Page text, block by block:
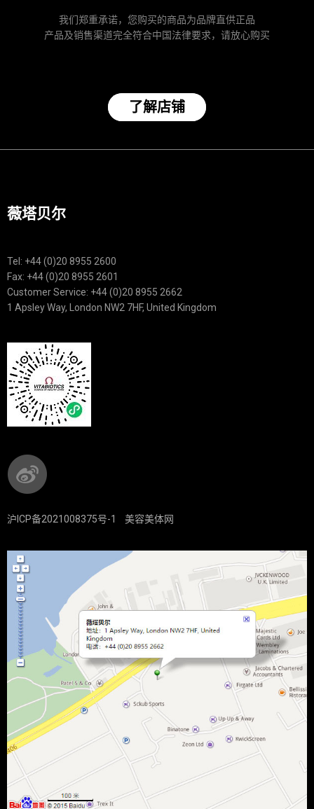
我们郑重承诺，您购买的商品为品牌直供正品
产品及销售渠道完全符合中国法律要求，请放心购买
了解店铺
薇塔贝尔
Tel: +44 (0)20 8955 2600
Fax: +44 (0)20 8955 2601
Customer Service: +44 (0)20 8955 2662
1 Apsley Way, London NW2 7HF, United Kingdom
沪ICP备2021008375号-1 美容美体网